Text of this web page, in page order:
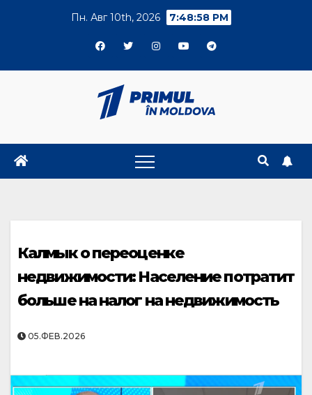
Пн. Авг 10th, 2026 7:48:59 PM
Калмык о переоценке
недвижимости: Население потратит
больше на налог на недвижимость
05.ФЕВ.2026